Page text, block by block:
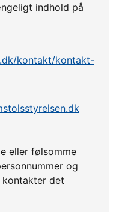
indhold på
kontakt/kontakt-
eller følsomme
og
kontakter det